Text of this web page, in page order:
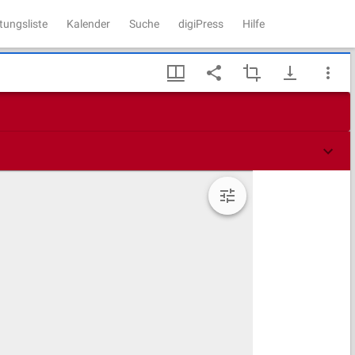
Kalender Suche digiPress Hilfe